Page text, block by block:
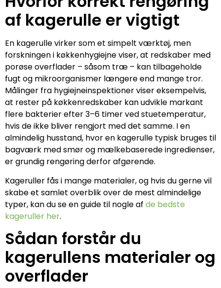
af kagerulle er vigtigt
En kagerulle virker som et simpelt værktøj, men
forskningen i køkkenhygiejne viser, at redskaber med
porøse overflader – såsom træ – kan tilbageholde
fugt og mikroorganismer længere end mange tror.
Målinger fra hygiejneinspektioner viser eksempelvis,
at rester på køkkenredskaber kan udvikle markant
flere bakterier efter 3–6 timer ved stuetemperatur,
hvis de ikke bliver rengjort med det samme. I en
almindelig husstand, hvor en kagerulle typisk bruges til
bagværk med smør og mælkebaserede ingredienser,
er grundig rengøring derfor afgørende.
Kageruller fås i mange materialer, og hvis du gerne vil
skabe et samlet overblik over de mest almindelige
typer, kan du se en guide til nogle af de bedste
kageruller her.
Sådan forstår du
kagerullens materialer og
overflader